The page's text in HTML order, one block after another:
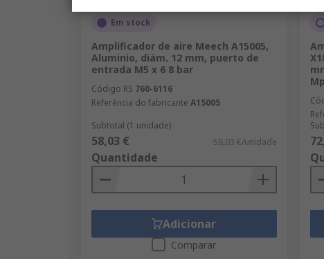
Em stock
Amplificador de aire Meech A15005,
Aluminio, diám. 12 mm, puerto de
entrada M5 x 6 8 bar
Código RS 760-6116
Referência do fabricante A15005
Subtotal (1 unidade)
58,03 € 58,03 €/unidade
Quantidade
Adicionar
Comparar